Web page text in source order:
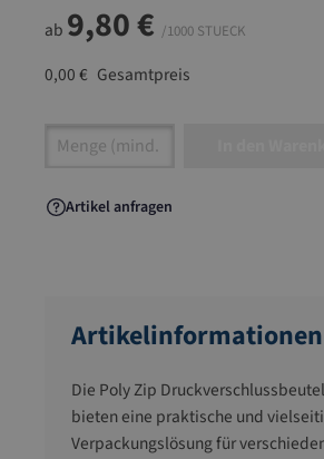
ab 9,80 € /1000 STUECK
0,00 € Gesamtpreis
Artikel Anzahl: Gib den
Artikel anfragen
Artikelinformationen
Die Poly Zip
bieten eine praktische und
Verpackungslösung für